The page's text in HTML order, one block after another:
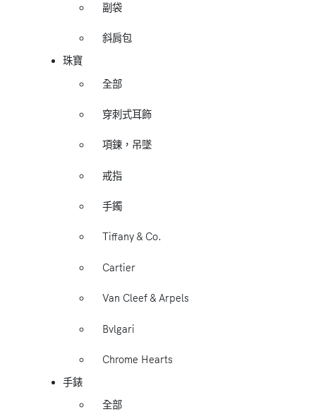
副袋
斜肩包
珠寶
全部
穿刺式耳飾
項鍊，吊墜
戒指
手鐲
Tiffany & Co.
Cartier
Van Cleef & Arpels
Bvlgari
Chrome Hearts
手錶
全部